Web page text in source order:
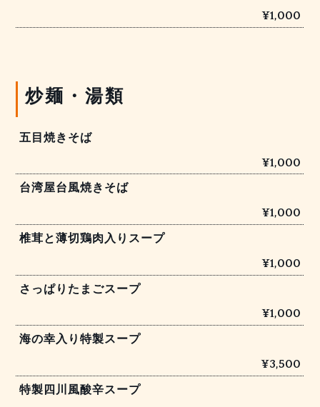
¥1,000
炒麺・湯類
五目焼きそば
¥1,000
台湾屋台風焼きそば
¥1,000
椎茸と薄切鶏肉入りスープ
¥1,000
さっぱりたまごスープ
¥1,000
海の幸入り特製スープ
¥3,500
特製四川風酸辛スープ